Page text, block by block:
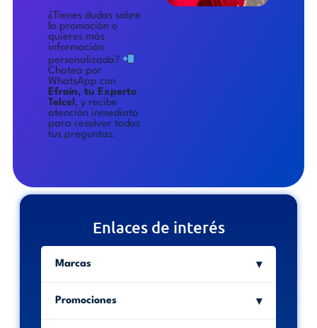
¿Tienes dudas sobre
la promoción o
quieres más
información
personalizada?
Chatea por
WhatsApp con
Efraín, tu Experto
Telcel, y recibe
atención inmediata
para resolver todas
tus preguntas.
Enlaces de interés
Marcas
Promociones